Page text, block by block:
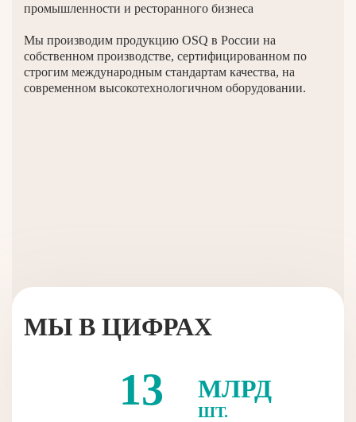
промышленности и ресторанного бизнеса
Мы производим продукцию OSQ в России на
собственном производстве, сертифицированном по
строгим международным стандартам качества, на
современном высокотехнологичном оборудовании.
МЫ В ЦИФРАХ
13 МЛРД
ШТ.